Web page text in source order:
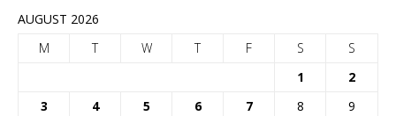
AUGUST 2026
M
T W T F S
S
1
2
3
4 5 6 7 8
9